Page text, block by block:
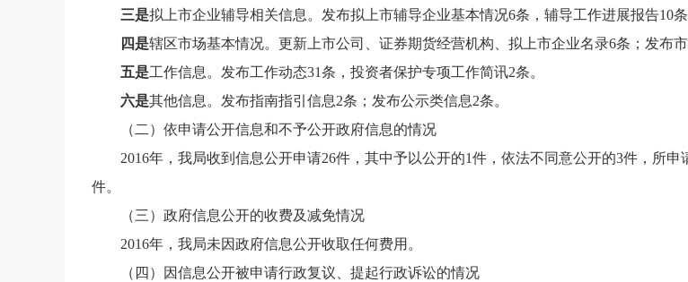
三是拟上市企业辅导相关信息。发布拟上市辅导企业基本情况6条，辅导工作进展报告10
四是辖区市场基本情况。更新上市公司、证券期货经营机构、拟上市企业名录6条；发布
五是工作信息。发布工作动态31条，投资者保护专项工作简讯2条。
六是其他信息。发布指南指引信息2条；发布公示类信息2条。
（二）依申请公开信息和不予公开政府信息的情况
2016年，我局收到信息公开申请26件，其中予以公开的1件，依法不同意公开的3件，所
件。
（三）政府信息公开的收费及减免情况
2016年，我局未因政府信息公开收取任何费用。
（四）因信息公开被申请行政复议、提起行政诉讼的情况